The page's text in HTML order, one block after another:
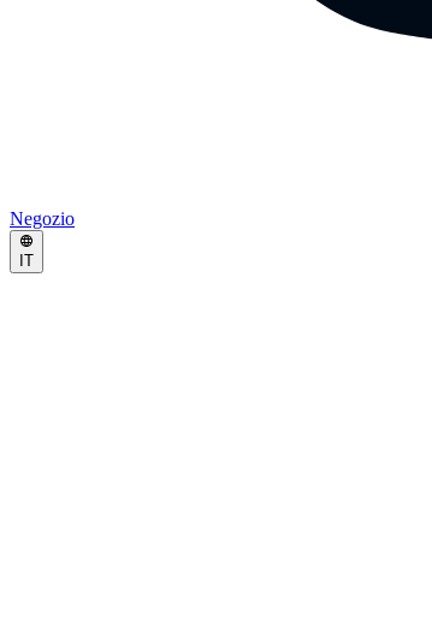
Negozio
IT